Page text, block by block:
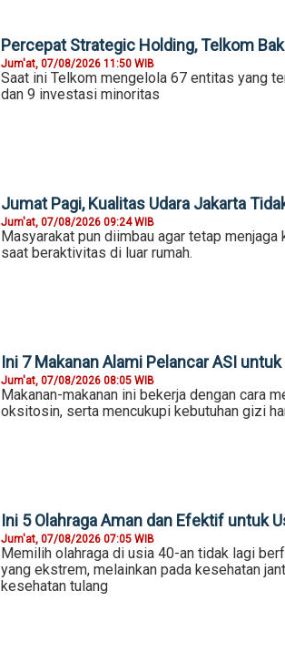
Percepat Strategic Holding, Telkom
Jum'at, 07/08/2026 11:50 WIB
Saat ini Telkom mengelola 67 entitas yang
dan 9 investasi minoritas
Jumat Pagi, Kualitas Udara Jakarta
Jum'at, 07/08/2026 09:24 WIB
Masyarakat pun diimbau agar tetap
saat beraktivitas di luar rumah.
Ini 7 Makanan Alami Pelancar ASI
Jum'at, 07/08/2026 08:05 WIB
Makanan-makanan ini bekerja dengan cara
oksitosin, serta mencukupi kebutuhan gizi
Ini 5 Olahraga Aman dan Efektif untuk
Jum'at, 07/08/2026 07:05 WIB
Memilih olahraga di usia 40-an tidak lagi
yang ekstrem, melainkan pada kesehatan
kesehatan tulang